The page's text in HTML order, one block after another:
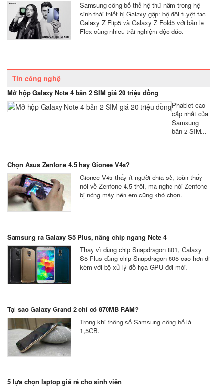
Samsung công bố thế hệ thứ năm trong hệ
sinh thái thiết bị Galaxy gập: bộ đôi tuyệt tác
Galaxy Z Flip5 và Galaxy Z Fold5 với bản lề
Flex cùng nhiều trải nghiệm độc đáo.
Tin công nghệ
Mở hộp Galaxy Note 4 bản 2 SIM giá 20 triệu đồng
Phablet cao
cấp nhất của
Samsung
bản 2 SIM...
Chọn Asus Zenfone 4.5 hay Gionee V4s?
Gionee V4s thấy ít người chia sẻ, toàn thấy
nói về Zenfone 4.5 thôi, mà nghe nói Zenfone
bị nóng máy nên em cũng khó chọn.
Samsung ra Galaxy S5 Plus, nâng chip ngang Note 4
Thay vì dùng chip Snapdragon 801, Galaxy
S5 Plus dùng chip Snapdragon 805 cao hơn đi
kèm với bộ xử lý đồ họa GPU đời mới.
Tại sao Galaxy Grand 2 chỉ có 870MB RAM?
Trong khi thông số Samsung công bố là
1,5GB.
5 lựa chọn laptop giá rẻ cho sinh viên